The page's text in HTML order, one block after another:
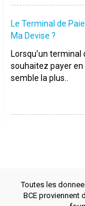
Le Terminal de
Ma Devise ?
Lorsqu’un
souhaitez payer en
semble la plus..
Toutes les
BCE proviennent